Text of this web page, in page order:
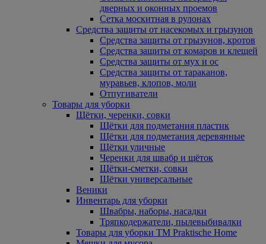
дверных и оконных проемов
Сетка москитная в рулонах
Средства защиты от насекомых и грызунов
Средства защиты от грызунов, кротов
Средства защиты от комаров и клещей
Средства защиты от мух и ос
Средства защиты от тараканов,
муравьев, клопов, моли
Отпугиватели
Товары для уборки
Щётки, черенки, совки
Щётки для подметания пластик
Щётки для подметания деревянные
Щётки уличные
Черенки для швабр и щёток
Щётки-сметки, совки
Щётки универсальные
Веники
Инвентарь для уборки
Швабры, наборы, насадки
Тряпкодержатели, пылевыбивалки
Товары для уборки ТМ Praktische Home